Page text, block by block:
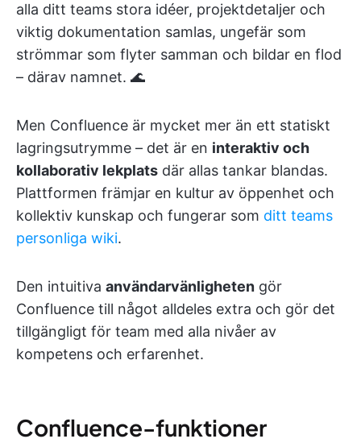
alla ditt teams stora idéer, projektdetaljer och
viktig dokumentation samlas, ungefär som
strömmar som flyter samman och bildar en flod
– därav namnet. 🌊
Men Confluence är mycket mer än ett statiskt
lagringsutrymme – det är en interaktiv och
kollaborativ lekplats där allas tankar blandas.
Plattformen främjar en kultur av öppenhet och
kollektiv kunskap och fungerar som ditt teams
personliga wiki.
Den intuitiva användarvänligheten gör
Confluence till något alldeles extra och gör det
tillgängligt för team med alla nivåer av
kompetens och erfarenhet.
Confluence-funktioner